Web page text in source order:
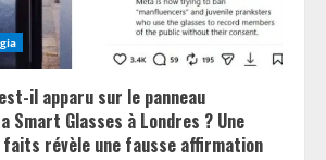
il apparu sur le panneau
Smart Glasses à Londres ? Une
révèle une fausse affirmation